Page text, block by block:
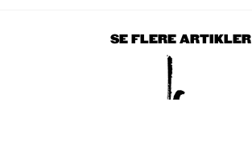
SE FLERE ARTIKLER